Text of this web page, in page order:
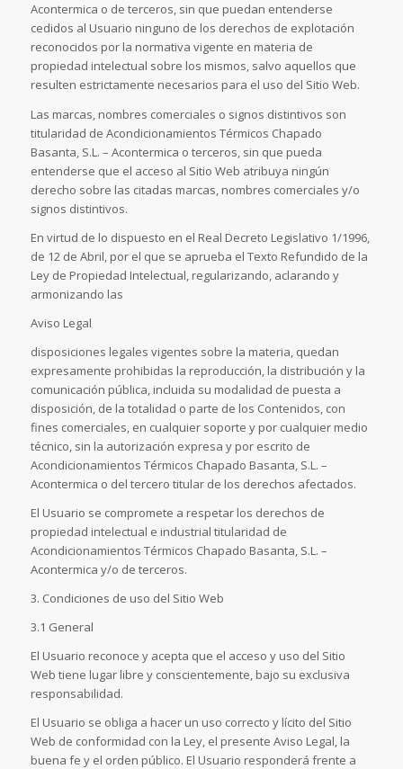
Acontermica o de terceros, sin que puedan entenderse
cedidos al Usuario ninguno de los derechos de explotación
reconocidos por la normativa vigente en materia de
propiedad intelectual sobre los mismos, salvo aquellos que
resulten estrictamente necesarios para el uso del Sitio Web.
Las marcas, nombres comerciales o signos distintivos son
titularidad de Acondicionamientos Térmicos Chapado
Basanta, S.L. – Acontermica o terceros, sin que pueda
entenderse que el acceso al Sitio Web atribuya ningún
derecho sobre las citadas marcas, nombres comerciales y/o
signos distintivos.
En virtud de lo dispuesto en el Real Decreto Legislativo 1/1996,
de 12 de Abril, por el que se aprueba el Texto Refundido de la
Ley de Propiedad Intelectual, regularizando, aclarando y
armonizando las
Aviso Legal
disposiciones legales vigentes sobre la materia, quedan
expresamente prohibidas la reproducción, la distribución y la
comunicación pública, incluida su modalidad de puesta a
disposición, de la totalidad o parte de los Contenidos, con
fines comerciales, en cualquier soporte y por cualquier medio
técnico, sin la autorización expresa y por escrito de
Acondicionamientos Térmicos Chapado Basanta, S.L. –
Acontermica o del tercero titular de los derechos afectados.
El Usuario se compromete a respetar los derechos de
propiedad intelectual e industrial titularidad de
Acondicionamientos Térmicos Chapado Basanta, S.L. –
Acontermica y/o de terceros.
3. Condiciones de uso del Sitio Web
3.1 General
El Usuario reconoce y acepta que el acceso y uso del Sitio
Web tiene lugar libre y conscientemente, bajo su exclusiva
responsabilidad.
El Usuario se obliga a hacer un uso correcto y lícito del Sitio
Web de conformidad con la Ley, el presente Aviso Legal, la
buena fe y el orden público. El Usuario responderá frente a